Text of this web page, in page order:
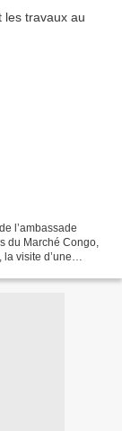
l’ambassade
du Marché Congo,
visite d’une